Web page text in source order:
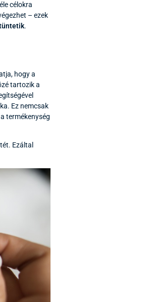
célokra
– ezek
.
hogy a
tartozik a
Ez nemcsak
a termékenység
Ezáltal